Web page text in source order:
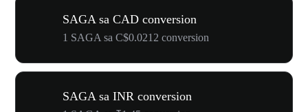
SAGA sa CAD conversion
1 SAGA sa C$0.0212 conversion
SAGA sa INR conversion